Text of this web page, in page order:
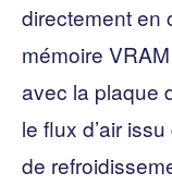
directement en
mémoire
avec la plaque
le flux d’air
de